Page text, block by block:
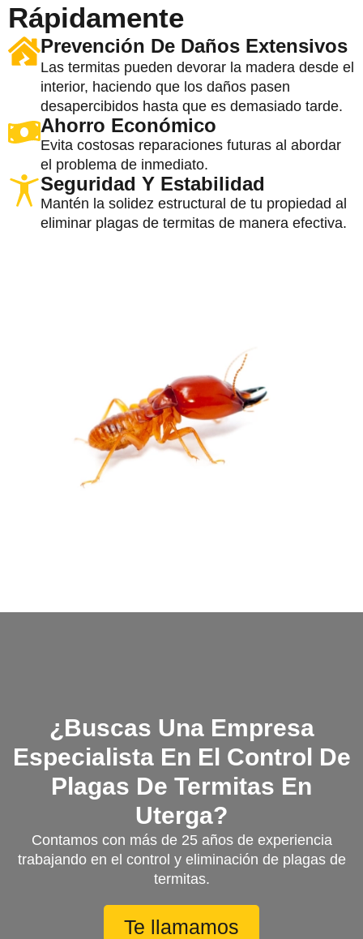
Rápidamente
Prevención De Daños Extensivos
Las termitas pueden devorar la madera desde el
interior, haciendo que los daños pasen
desapercibidos hasta que es demasiado tarde.
Ahorro Económico
Evita costosas reparaciones futuras al abordar
el problema de inmediato.
Seguridad Y Estabilidad
Mantén la solidez estructural de tu propiedad al
eliminar plagas de termitas de manera efectiva.
¿Buscas Una Empresa
Especialista En El Control De
Plagas De Termitas En
Uterga?
Contamos con más de 25 años de experiencia
trabajando en el control y eliminación de plagas de
termitas.
Te llamamos